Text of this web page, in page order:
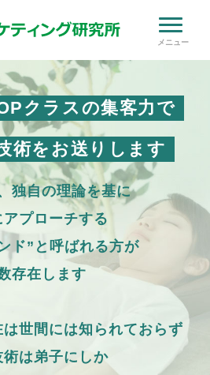
クラスの集客力で
術をお送りします
独自の理論を基に
プローチする
ド”と呼ばれる方が
存在します
世間には知られておらず
術は弟子にしか